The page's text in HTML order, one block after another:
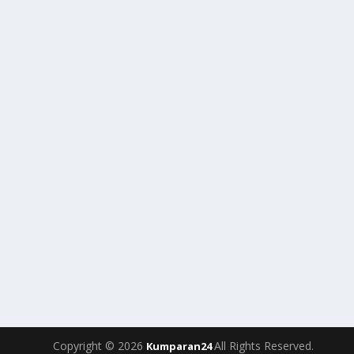
Copyright © 2026 Kumparan24All Rights Reserved.